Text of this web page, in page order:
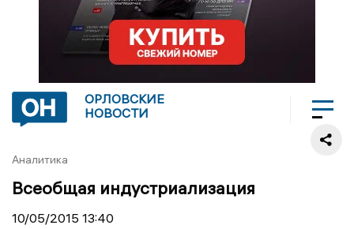
ОРЛОВСКИЕ
НОВОСТИ
Аналитика
Всеобщая индустриализация
10/05/2015 13:40